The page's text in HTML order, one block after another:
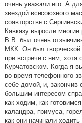
очень уважали его. А
звездой всесоюзного
соавторстве с
Кавказу выросли
В.В. был очень
МКК. Он был творческой
при встрече с ним, хотя
Курчатовском. Когда я
во время телефонного
себе домой, и,
большим интересом
как ходим, как
каландра, примуса,
как они начинали